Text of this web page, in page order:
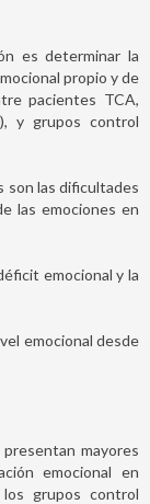
es determinar la
propio y de
pacientes TCA,
y grupos control
son las dificultades
las emociones en
emocional y la
emocional desde
mayores
emocional en
grupos control